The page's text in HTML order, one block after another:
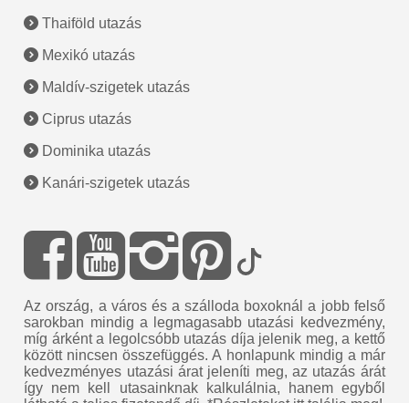
Thaiföld utazás
Mexikó utazás
Maldív-szigetek utazás
Ciprus utazás
Dominika utazás
Kanári-szigetek utazás
Az ország, a város és a szálloda boxoknál a jobb felső
sarokban mindig a legmagasabb utazási kedvezmény,
míg árként a legolcsóbb utazás díja jelenik meg, a kettő
között nincsen összefüggés. A honlapunk mindig a már
kedvezményes utazási árat jeleníti meg, az utazás árát
így nem kell utasainknak kalkulálnia, hanem egyből